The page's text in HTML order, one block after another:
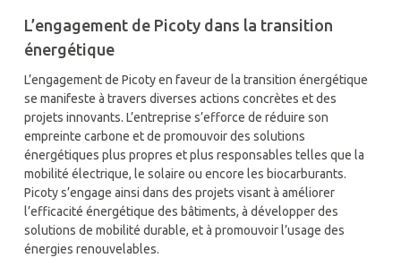
L’engagement de Picoty dans la transition
énergétique
L’engagement de Picoty en faveur de la transition énergétique
se manifeste à travers diverses actions concrètes et des
projets innovants. L’entreprise s’efforce de réduire son
empreinte carbone et de promouvoir des solutions
énergétiques plus propres et plus responsables telles que la
mobilité électrique, le solaire ou encore les biocarburants.
Picoty s’engage ainsi dans des projets visant à améliorer
l’efficacité énergétique des bâtiments, à développer des
solutions de mobilité durable, et à promouvoir l’usage des
énergies renouvelables.